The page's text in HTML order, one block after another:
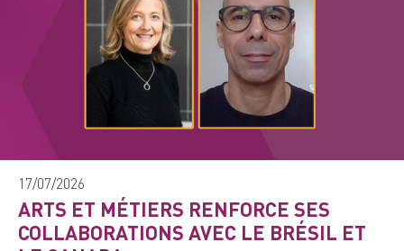
17/07/2026
ARTS ET MÉTIERS RENFORCE SES
COLLABORATIONS AVEC LE BRÉSIL ET